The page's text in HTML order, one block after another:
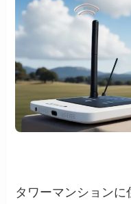
タワーマンション